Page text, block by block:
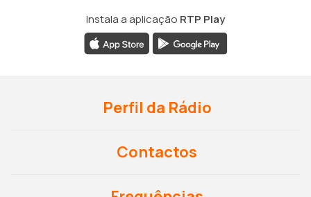
Instala a aplicação RTP Play
Perfil da Rádio
Contactos